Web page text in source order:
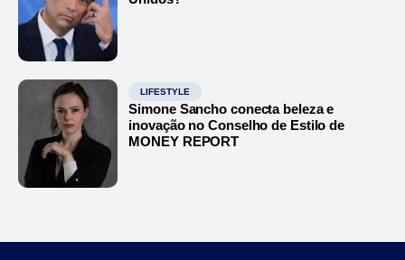
LIFESTYLE
Simone Sancho conecta beleza e
inovação no Conselho de Estilo de
MONEY REPORT